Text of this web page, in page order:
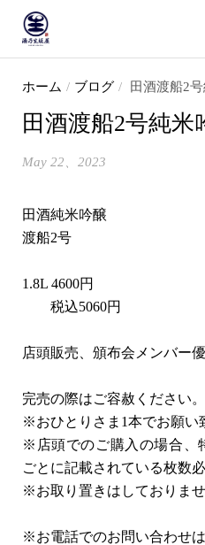
ホーム / ブログ / 田酒渡船2
田酒渡船2号純米
May 22、2023
田酒純米吟醸
渡船2号
1.8L 4600円
税込5060円
店頭販売、頒布会メンバー
完売の際はご容赦ください。
※おひとりさま1本でお願い
※店頭でのご購入の場合、
ごとに記載されている枚数
※お取り置きはしておりませ
※お電話でのお問い合わせ